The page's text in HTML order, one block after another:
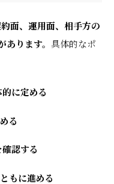
面、運用面、相手方の
ります。 具体的なポ
に定める
る
認する
もに進める